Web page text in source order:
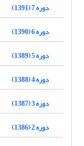
دوره 7 (1391)
دوره 6 (1390)
دوره 5 (1389)
دوره 4 (1388)
دوره 3 (1387)
دوره 2 (1386)